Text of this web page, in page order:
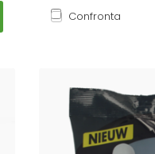
Confronta